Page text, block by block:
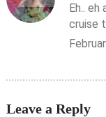
Eh.. eh
cruise
Leave a Reply